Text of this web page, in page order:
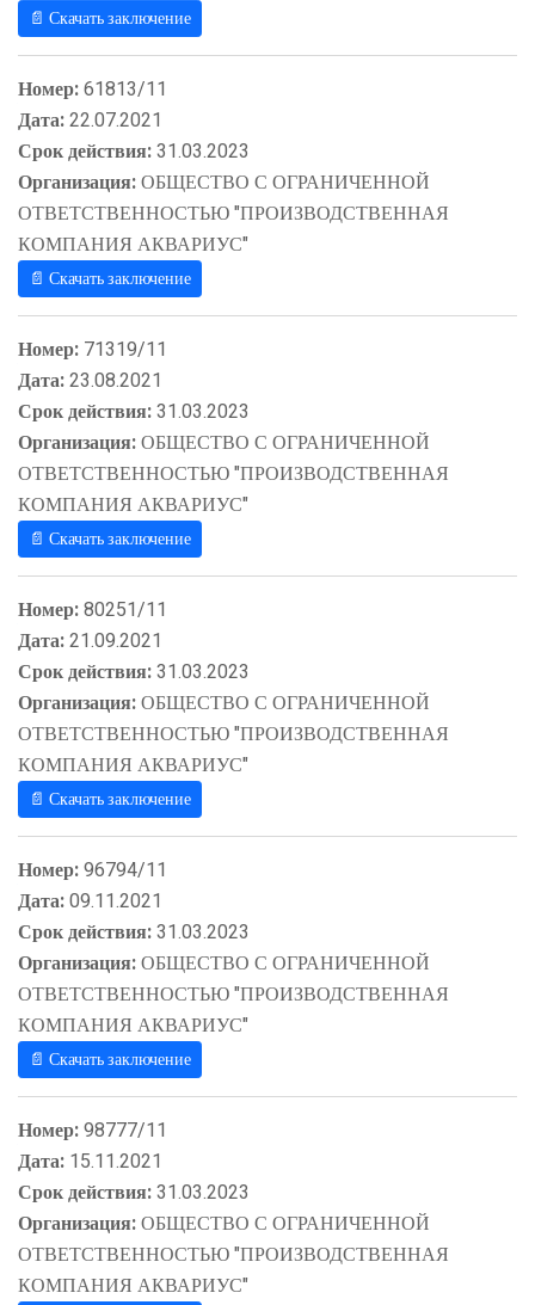
📄 Скачать заключение
Номер:61813/11
Дата:22.07.2021
Срок действия:31.03.2023
Организация:ОБЩЕСТВО С ОГРАНИЧЕННОЙ
ОТВЕТСТВЕННОСТЬЮ "ПРОИЗВОДСТВЕННАЯ
КОМПАНИЯ АКВАРИУС"
📄 Скачать заключение
Номер: 71319/11
Дата:23.08.2021
Срок действия:31.03.2023
Организация:ОБЩЕСТВО С ОГРАНИЧЕННОЙ
ОТВЕТСТВЕННОСТЬЮ "ПРОИЗВОДСТВЕННАЯ
КОМПАНИЯ АКВАРИУС"
📄 Скачать заключение
Номер:80251/11
Дата:21.09.2021
Срок действия:31.03.2023
Организация:ОБЩЕСТВО С ОГРАНИЧЕННОЙ
ОТВЕТСТВЕННОСТЬЮ "ПРОИЗВОДСТВЕННАЯ
КОМПАНИЯ АКВАРИУС"
📄 Скачать заключение
Номер:96794/11
Дата:09.11.2021
Срок действия:31.03.2023
Организация:ОБЩЕСТВО С ОГРАНИЧЕННОЙ
ОТВЕТСТВЕННОСТЬЮ "ПРОИЗВОДСТВЕННАЯ
КОМПАНИЯ АКВАРИУС"
📄 Скачать заключение
Номер:98777/11
Дата: 15.11.2021
Срок действия:31.03.2023
Организация:ОБЩЕСТВО С ОГРАНИЧЕННОЙ
ОТВЕТСТВЕННОСТЬЮ "ПРОИЗВОДСТВЕННАЯ
КОМПАНИЯ АКВАРИУС"